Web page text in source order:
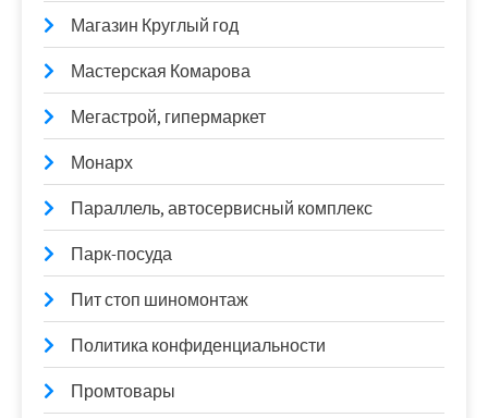
Магазин Круглый год
Мастерская Комарова
Мегастрой, гипермаркет
Монарх
Параллель, автосервисный комплекс
Парк-посуда
Пит стоп шиномонтаж
Политика конфиденциальности
Промтовары